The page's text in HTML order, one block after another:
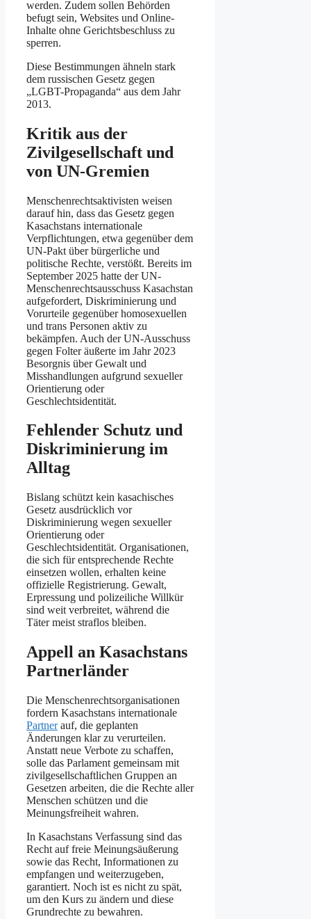
werden. Zudem sollen Behörden
befugt sein, Websites und Online-
Inhalte ohne Gerichtsbeschluss zu
sperren.
Diese Bestimmungen ähneln stark
dem russischen Gesetz gegen
„LGBT-Propaganda“ aus dem Jahr
2013.
Kritik aus der
Zivilgesellschaft und
von UN-Gremien
Menschenrechtsaktivisten weisen
darauf hin, dass das Gesetz gegen
Kasachstans internationale
Verpflichtungen, etwa gegenüber dem
UN-Pakt über bürgerliche und
politische Rechte, verstößt. Bereits im
September 2025 hatte der UN-
Menschenrechtsausschuss Kasachstan
aufgefordert, Diskriminierung und
Vorurteile gegenüber homosexuellen
und trans Personen aktiv zu
bekämpfen. Auch der UN-Ausschuss
gegen Folter äußerte im Jahr 2023
Besorgnis über Gewalt und
Misshandlungen aufgrund sexueller
Orientierung oder
Geschlechtsidentität.
Fehlender Schutz und
Diskriminierung im
Alltag
Bislang schützt kein kasachisches
Gesetz ausdrücklich vor
Diskriminierung wegen sexueller
Orientierung oder
Geschlechtsidentität. Organisationen,
die sich für entsprechende Rechte
einsetzen wollen, erhalten keine
offizielle Registrierung. Gewalt,
Erpressung und polizeiliche Willkür
sind weit verbreitet, während die
Täter meist straflos bleiben.
Appell an Kasachstans
Partnerländer
Die Menschenrechtsorganisationen
fordern Kasachstans internationale
Partnerauf, die geplanten
Änderungen klar zu verurteilen.
Anstatt neue Verbote zu schaffen,
solle das Parlament gemeinsam mit
zivilgesellschaftlichen Gruppen an
Gesetzen arbeiten, die die Rechte aller
Menschen schützen und die
Meinungsfreiheit wahren.
In Kasachstans Verfassung sind das
Recht auf freie Meinungsäußerung
sowie das Recht, Informationen zu
empfangen und weiterzugeben,
garantiert. Noch ist es nicht zu spät,
um den Kurs zu ändern und diese
Grundrechte zu bewahren.